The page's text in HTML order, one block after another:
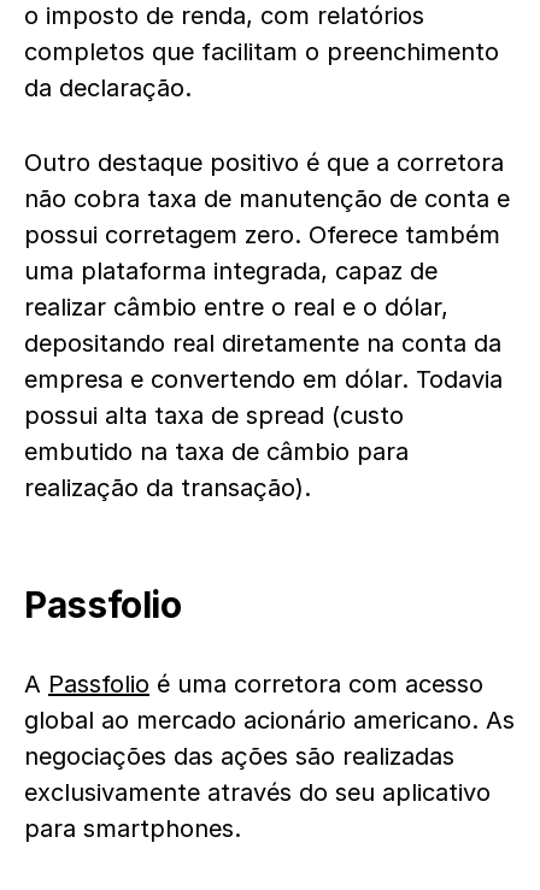
o imposto de renda, com relatórios
completos que facilitam o preenchimento
da declaração.
Outro destaque positivo é que a corretora
não cobra taxa de manutenção de conta e
possui corretagem zero. Oferece também
uma plataforma integrada, capaz de
realizar câmbio entre o real e o dólar,
depositando real diretamente na conta da
empresa e convertendo em dólar. Todavia
possui alta taxa de spread (custo
embutido na taxa de câmbio para
realização da transação).
Passfolio
A Passfolio é uma corretora com acesso
global ao mercado acionário americano. As
negociações das ações são realizadas
exclusivamente através do seu aplicativo
para smartphones.